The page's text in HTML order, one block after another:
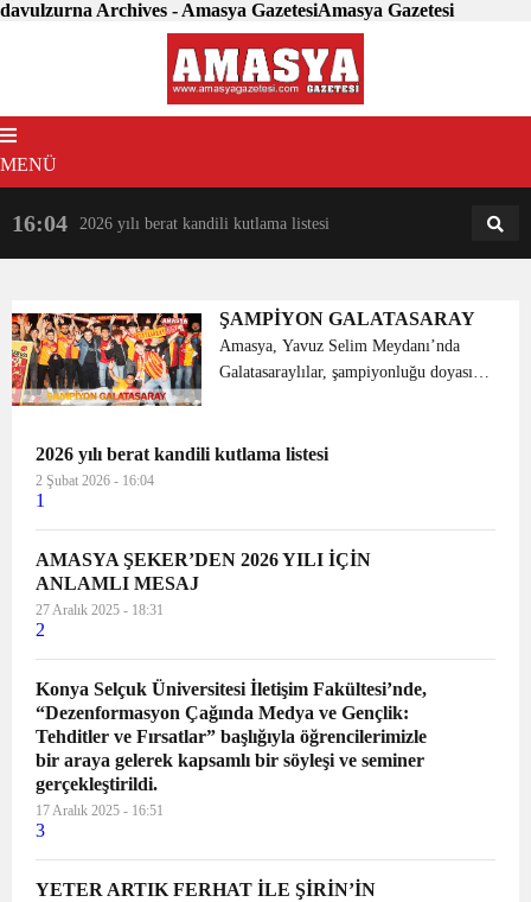
davulzurna Archives - Amasya GazetesiAmasya Gazetesi
MENÜ
16:04 2026 yılı berat kandili kutlama listesi 18:31
ŞAMPİYON GALATASARAY
Amasya, Yavuz Selim Meydanı’nda
Galatasaraylılar, şampiyonluğu doyasıya
şampiyonluk sevincini davul zurna
2026 yılı berat kandili kutlama listesi
2 Şubat 2026 - 16:04
1
AMASYA ŞEKER’DEN 2026 YILI İÇİN
ANLAMLI MESAJ
27 Aralık 2025 - 18:31
2
Konya Selçuk Üniversitesi İletişim Fakültesi’nde,
“Dezenformasyon Çağında Medya ve Gençlik:
Tehditler ve Fırsatlar” başlığıyla öğrencilerimizle
bir araya gelerek kapsamlı bir söyleşi ve seminer
gerçekleştirildi.
17 Aralık 2025 - 16:51
3
YETER ARTIK FERHAT İLE ŞİRİN’İN